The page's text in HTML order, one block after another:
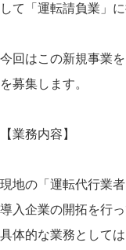
して「運転請負業」
今回はこの新規事業
を募集します。
【業務内容】
現地の「運転代行業
導入企業の開拓を行っ
具体的な業務としては